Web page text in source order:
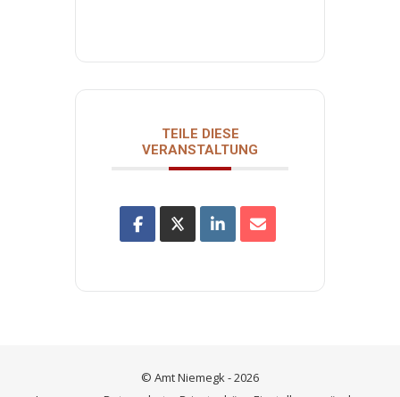
TEILE DIESE
VERANSTALTUNG
© Amt Niemegk - 2026